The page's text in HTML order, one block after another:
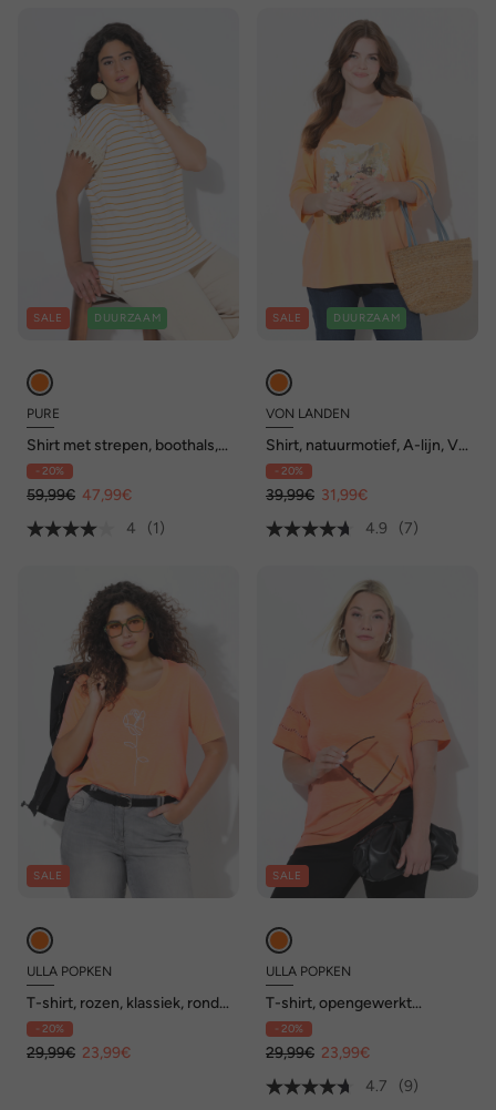
SALE DUURZAAM
PURE
Shirt met strepen, boothals,
halflange mouwen,
biologisch katoen
- 20%
59,99€ 47,99€
4
(1)
SALE DUURZAAM
VON LANDEN
Shirt, natuurmotief, A-lijn, V-
hals, 3/4-mouwen
- 20%
39,99€ 31,99€
4.9
(7)
SALE
ULLA POPKEN
T-shirt, rozen, klassiek, ronde
hals, korte mouwen
- 20%
29,99€ 23,99€
SALE
ULLA POPKEN
T-shirt, opengewerkt
borduursel, A-lijn, V-hals,
vleugelmouw
- 20%
29,99€ 23,99€
4.7
(9)